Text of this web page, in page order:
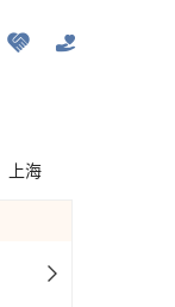
上海